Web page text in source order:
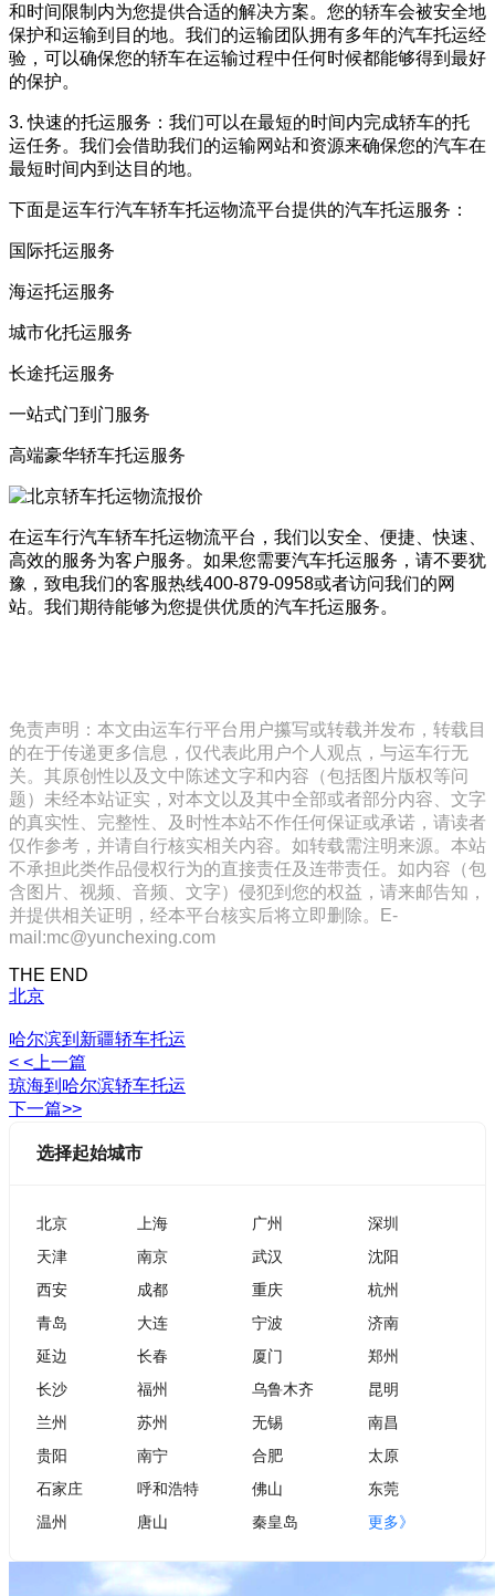
和时间限制内为您提供合适的解决方案。您的轿车会被安全地
保护和运输到目的地。我们的运输团队拥有多年的汽车托运经
验，可以确保您的轿车在运输过程中任何时候都能够得到最好
的保护。
3. 快速的托运服务：我们可以在最短的时间内完成轿车的托
运任务。我们会借助我们的运输网站和资源来确保您的汽车在
最短时间内到达目的地。
下面是运车行汽车轿车托运物流平台提供的汽车托运服务：
国际托运服务
海运托运服务
城市化托运服务
长途托运服务
一站式门到门服务
高端豪华轿车托运服务
在运车行汽车轿车托运物流平台，我们以安全、便捷、快速、
高效的服务为客户服务。如果您需要汽车托运服务，请不要犹
豫，致电我们的客服热线400-879-0958或者访问我们的网
站。我们期待能够为您提供优质的汽车托运服务。
免责声明：本文由运车行平台用户攥写或转载并发布，转载目
的在于传递更多信息，仅代表此用户个人观点，与运车行无
关。其原创性以及文中陈述文字和内容（包括图片版权等问
题）未经本站证实，对本文以及其中全部或者部分内容、文字
的真实性、完整性、及时性本站不作任何保证或承诺，请读者
仅作参考，并请自行核实相关内容。如转载需注明来源。本站
不承担此类作品侵权行为的直接责任及连带责任。如内容（包
含图片、视频、音频、文字）侵犯到您的权益，请来邮告知，
并提供相关证明，经本平台核实后将立即删除。E-
mail:mc@yunchexing.com
THE END
北京
哈尔滨到新疆轿车托运
< <上一篇
琼海到哈尔滨轿车托运
下一篇>>
选择起始城市
北京 上海 广州
深圳
天津
南京 武汉
沈阳
西安
成都 重庆
杭州
青岛
大连 宁波
济南
延边
长春 厦门
郑州
长沙
福州 乌鲁木齐
昆明
兰州
苏州 无锡
南昌
贵阳
南宁 合肥
太原
石家庄
呼和浩特 佛山
东莞
温州
唐山 秦皇岛 更多》